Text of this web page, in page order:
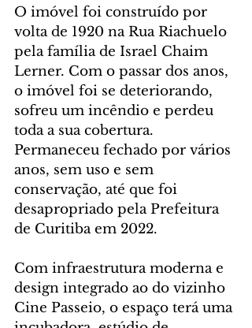
O imóvel foi construído por
volta de 1920 na Rua Riachuelo
pela família de Israel Chaim
Lerner. Com o passar dos anos,
o imóvel foi se deteriorando,
sofreu um incêndio e perdeu
toda a sua cobertura.
Permaneceu fechado por vários
anos, sem uso e sem
conservação, até que foi
desapropriado pela Prefeitura
de Curitiba em 2022.
Com infraestrutura moderna e
design integrado ao do vizinho
Cine Passeio, o espaço terá uma